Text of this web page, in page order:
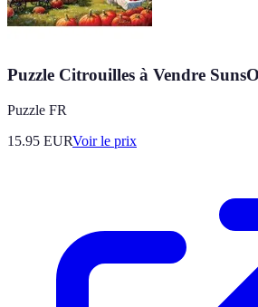
Puzzle Citrouilles à Vendre
Puzzle FR
15.95 EURVoir le prix